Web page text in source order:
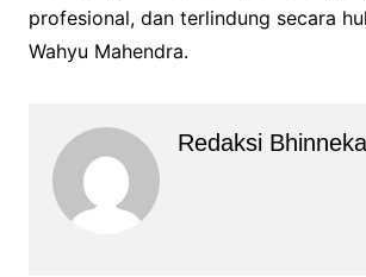
profesional, dan terlindung secara
Wahyu Mahendra.
Redaksi